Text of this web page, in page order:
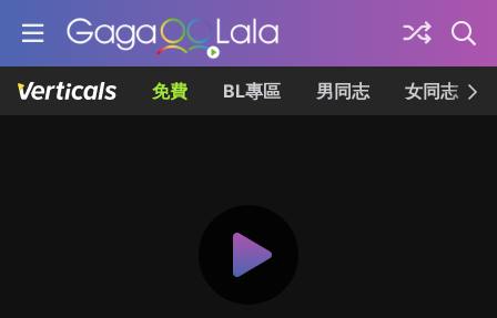
免費 BL專區 男同志 女同志